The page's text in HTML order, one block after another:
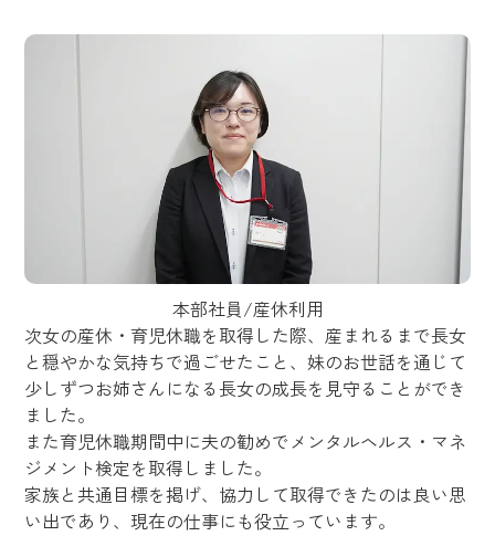
本部社員/産休利用
次女の産休・育児休職を取得した際、産まれるまで長女
と穏やかな気持ちで過ごせたこと、妹のお世話を通じて
少しずつお姉さんになる長女の成長を見守ることができ
ました。
また育児休職期間中に夫の勧めでメンタルヘルス・マネ
ジメント検定を取得しました。
家族と共通目標を掲げ、協力して取得できたのは良い思
い出であり、現在の仕事にも役立っています。